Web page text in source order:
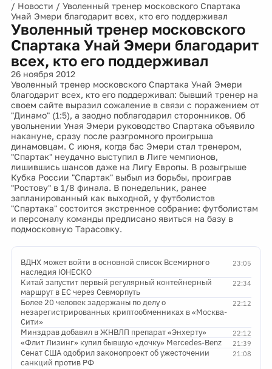
/ Новости / Уволенный тренер московского Спартака
Унай Эмери благодарит всех, кто его поддерживал
Уволенный тренер московского
Спартака Унай Эмери благодарит
всех, кто его поддерживал
26 ноября 2012
Уволенный тренер московского Спартака Унай Эмери
благодарит всех, кто его поддерживал: бывший тренер на
своем сайте выразил сожаление в связи с поражением от
"Динамо" (1:5), а заодно поблагодарил сторонников. Об
увольнении Уная Эмери руководство Спартака объявило
накануне, сразу после разгромного проигрыша
динамовцам. С июня, когда бас Эмери стал тренером,
"Спартак" неудачно выступил в Лиге чемпионов,
лишившись шансов даже на Лигу Европы. В розыгрыше
Кубка России "Спартак" выбыл из борьбы, проиграв
"Ростову" в 1/8 финала. В понедельник, ранее
запланированный как выходной, у футболистов
"Спартака" состоится экстренное собрание: футболистам
и персоналу команды предписано явиться на базу в
подмосковную Тарасовку.
23:05
ВДНХ может войти в основной список Всемирного
наследия ЮНЕСКО
22:34
Китай запустит первый регулярный контейнерный
маршрут в ЕС через Севморпуть
22:12
Более 20 человек задержаны по делу о
незарегистрированных криптообменниках в «Москва-
Сити»
22:12
Минздрав добавил в ЖНВЛП препарат «Энхерту»
21:39
«Флит Лизинг» купил бывшую «дочку» Mercedes-Benz
21:08
Сенат США одобрил законопроект об ужесточении
санкций против РФ